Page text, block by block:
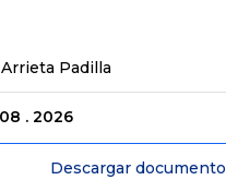
Padilla
. 2026
Descargar documento